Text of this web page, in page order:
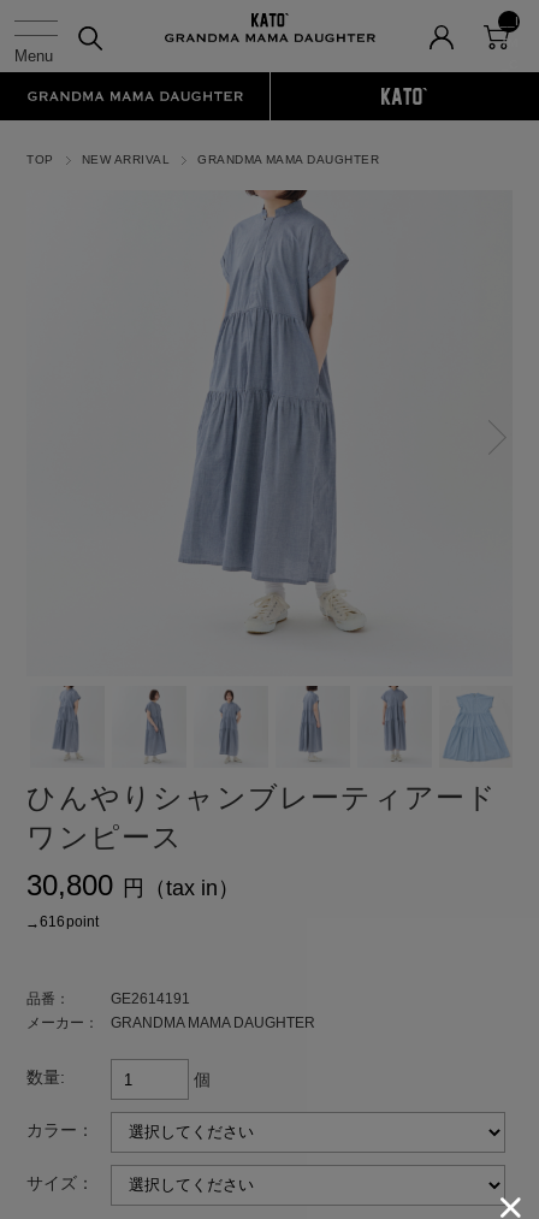
__I
TM
TOP NEW ARRIVAL GRANDMA MAMA DAUGHTER
N
ex
ひんやりシャンブレーティアード
ワンピース
¥30,800
還元 616
品番：
GE2614191
メーカー：
GRANDMA MAMA DAUGHTER
カラー：
サイズ：
数量: 個